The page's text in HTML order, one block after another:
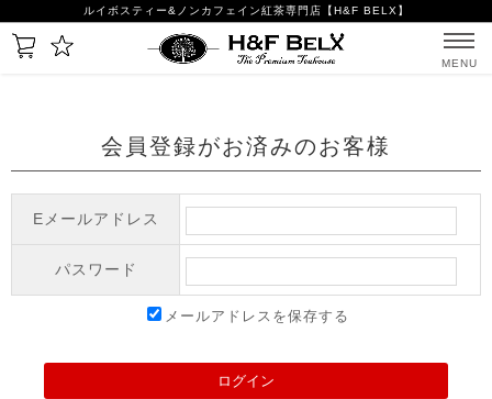
ルイボスティー&ノンカフェイン紅茶専門店【H&F BELX】
MENU
会員登録がお済みのお客様
Eメールアドレス
パスワード
メールアドレスを保存する